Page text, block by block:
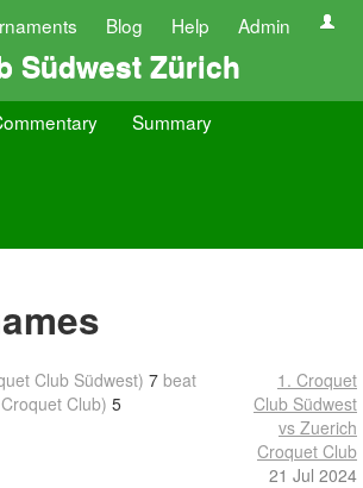
Blog Help Admin
Südwest Zürich
Summary
Club Südwest) 7 beat
Club) 5
1. Croquet
Club Südwest
vs Zuerich
Croquet Club
21 Jul 2024